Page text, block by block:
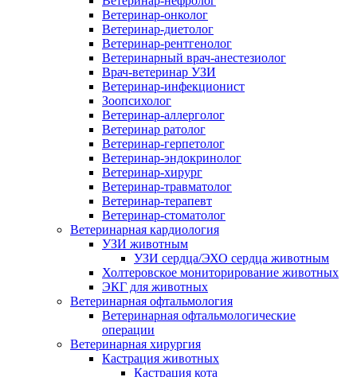
Ветеринар-онколог
Ветеринар-диетолог
Ветеринар-рентгенолог
Ветеринарный врач-анестезиолог
Врач-ветеринар УЗИ
Ветеринар-инфекционист
Зоопсихолог
Ветеринар-аллерголог
Ветеринар ратолог
Ветеринар-герпетолог
Ветеринар-эндокринолог
Ветеринар-хирург
Ветеринар-травматолог
Ветеринар-терапевт
Ветеринар-стоматолог
Ветеринарная кардиология
УЗИ животным
УЗИ сердца/ЭХО сердца животным
Холтеровское мониторирование животных
ЭКГ для животных
Ветеринарная офтальмология
Ветеринарная офтальмологические
операции
Ветеринарная хирургия
Кастрация животных
Кастрация кота